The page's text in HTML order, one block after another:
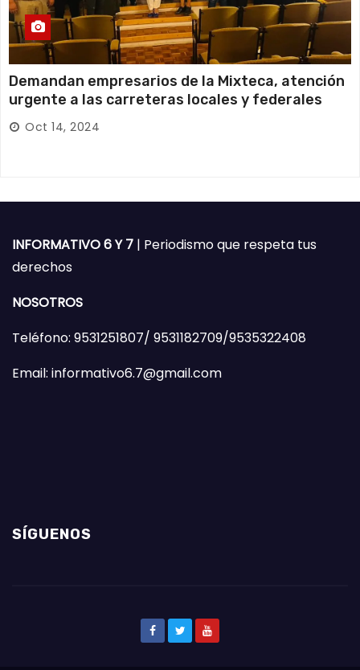
Demandan empresarios de la Mixteca, atención
urgente a las carreteras locales y federales
Oct 14, 2024
INFORMATIVO 6 Y 7 | Periodismo que respeta tus
derechos
NOSOTROS
Teléfono: 9531251807/ 9531182709/9535322408
Email: informativo6.7@gmail.com
SÍGUENOS